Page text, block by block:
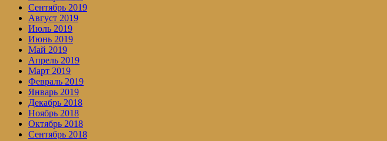
Сентябрь 2019
Август 2019
Июль 2019
Июнь 2019
Май 2019
Апрель 2019
Март 2019
Февраль 2019
Январь 2019
Декабрь 2018
Ноябрь 2018
Октябрь 2018
Сентябрь 2018